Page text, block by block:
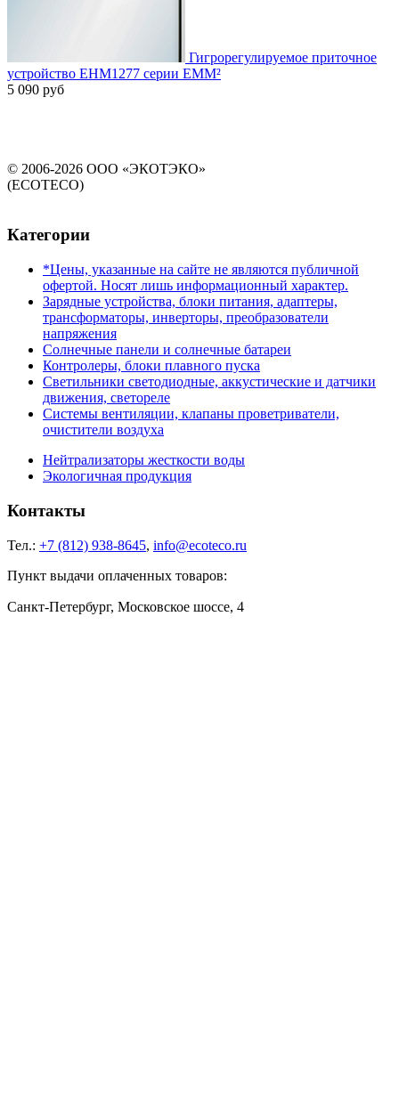
Гигрорегулируемое приточное
устройство EHM1277 серии EMM²
5 090 руб
© 2006-2026 ООО «ЭКОТЭКО»
(ECOTECO)
Категории
*Цены, указанные на сайте не являются публичной
офертой. Носят лишь информационный характер.
Зарядные устройства, блоки питания, адаптеры,
трансформаторы, инверторы, преобразователи
напряжения
Солнечные панели и солнечные батареи
Контролеры, блоки плавного пуска
Светильники светодиодные, аккустические и датчики
движения, светореле
Системы вентиляции, клапаны проветриватели,
очистители воздуха
Нейтрализаторы жесткости воды
Экологичная продукция
Контакты
Тел.: +7 (812) 938-8645, info@ecoteco.ru
Пункт выдачи оплаченных товаров:
Санкт-Петербург, Московское шоссе, 4